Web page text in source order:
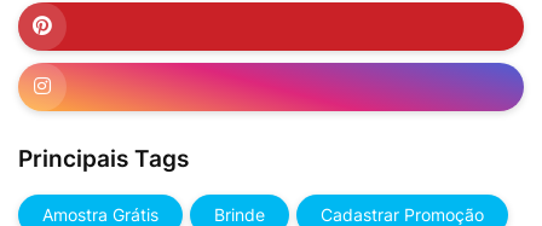
Principais Tags
Amostra Grátis Brinde Cadastrar Promoção